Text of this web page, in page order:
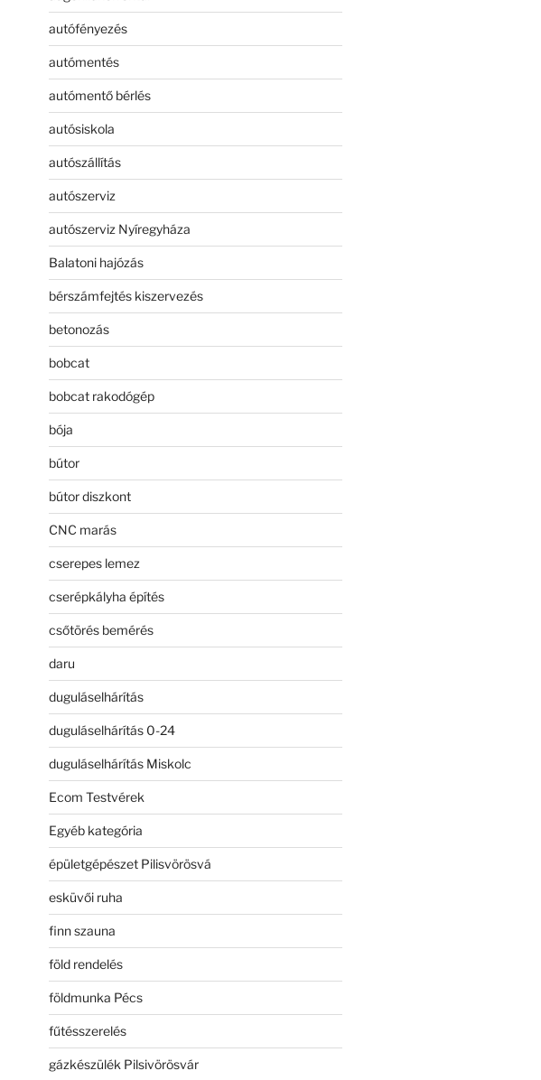
autófényezés
autómentés
autómentő bérlés
autósiskola
autószállítás
autószerviz
autószerviz Nyíregyháza
Balatoni hajózás
bérszámfejtés kiszervezés
betonozás
bobcat
bobcat rakodógép
bója
bútor
bútor diszkont
CNC marás
cserepes lemez
cserépkályha építés
csőtörés bemérés
daru
duguláselhárítás
duguláselhárítás 0-24
duguláselhárítás Miskolc
Ecom Testvérek
Egyéb kategória
épületgépészet Pilisvörösvá
esküvői ruha
finn szauna
föld rendelés
földmunka Pécs
fűtésszerelés
gázkészülék Pilsivörösvár